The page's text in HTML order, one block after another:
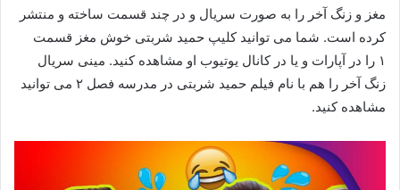
مغز و زنگ آخر را به صورت سریال و در چند قسمت ساخته و منتشر
کرده است. شما می توانید کلیپ حمید شربتی خوش مغز قسمت
۱ را در آپارات و یا در کانال یوتیوب او مشاهده کنید. مینی سریال
زنگ آخر را هم با نام فیلم حمید شربتی در مدرسه فصل ۲ می توانید
مشاهده کنید.